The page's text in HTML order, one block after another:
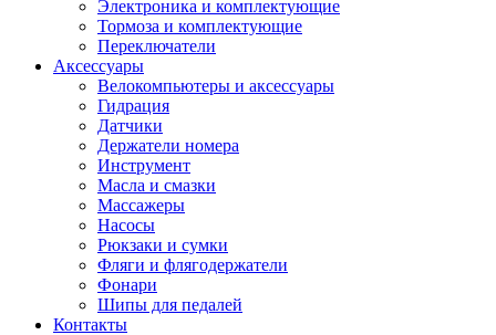
Электроника и комплектующие
Тормоза и комплектующие
Переключатели
Аксессуары
Велокомпьютеры и аксессуары
Гидрация
Датчики
Держатели номера
Инструмент
Масла и смазки
Массажеры
Насосы
Рюкзаки и сумки
Фляги и флягодержатели
Фонари
Шипы для педалей
Контакты